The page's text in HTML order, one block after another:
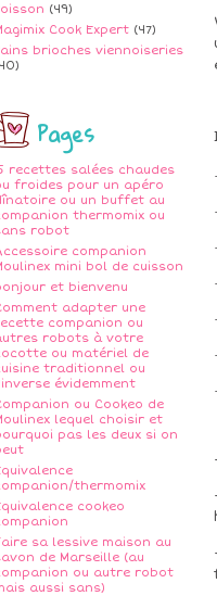
(49)
Cook Expert (47)
brioches viennoiseries
Pages
recettes salées chaudes
froides pour un apéro
ou un buffet au
thermomix ou
robot
companion
mini bol de cuisson
et bienvenu
adapter une
companion ou
robots à votre
ou matériel de
traditionnel ou
évidemment
ou Cookeo de
lequel choisir et
pas les deux si on
thermomix
cookeo
sa lessive maison au
de Marseille (au
ou autre robot
aussi sans)